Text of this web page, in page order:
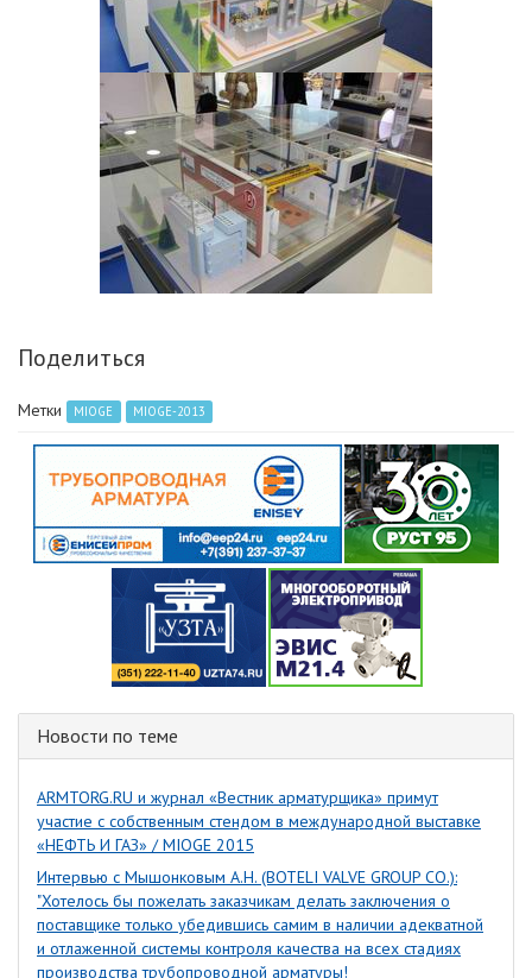
Поделиться
Метки MIOGE MIOGE-2013
Новости по теме
ARMTORG.RU и журнал «Вестник арматурщика» примут
участие с собственным стендом в международной выставке
«НЕФТЬ И ГАЗ» / MIOGE 2015
Интервью с Мышонковым А.Н. (BOTELI VALVE GROUP CO.):
"Хотелось бы пожелать заказчикам делать заключения о
поставщике только убедившись самим в наличии адекватной
и отлаженной системы контроля качества на всех стадиях
производства трубопроводной арматуры!